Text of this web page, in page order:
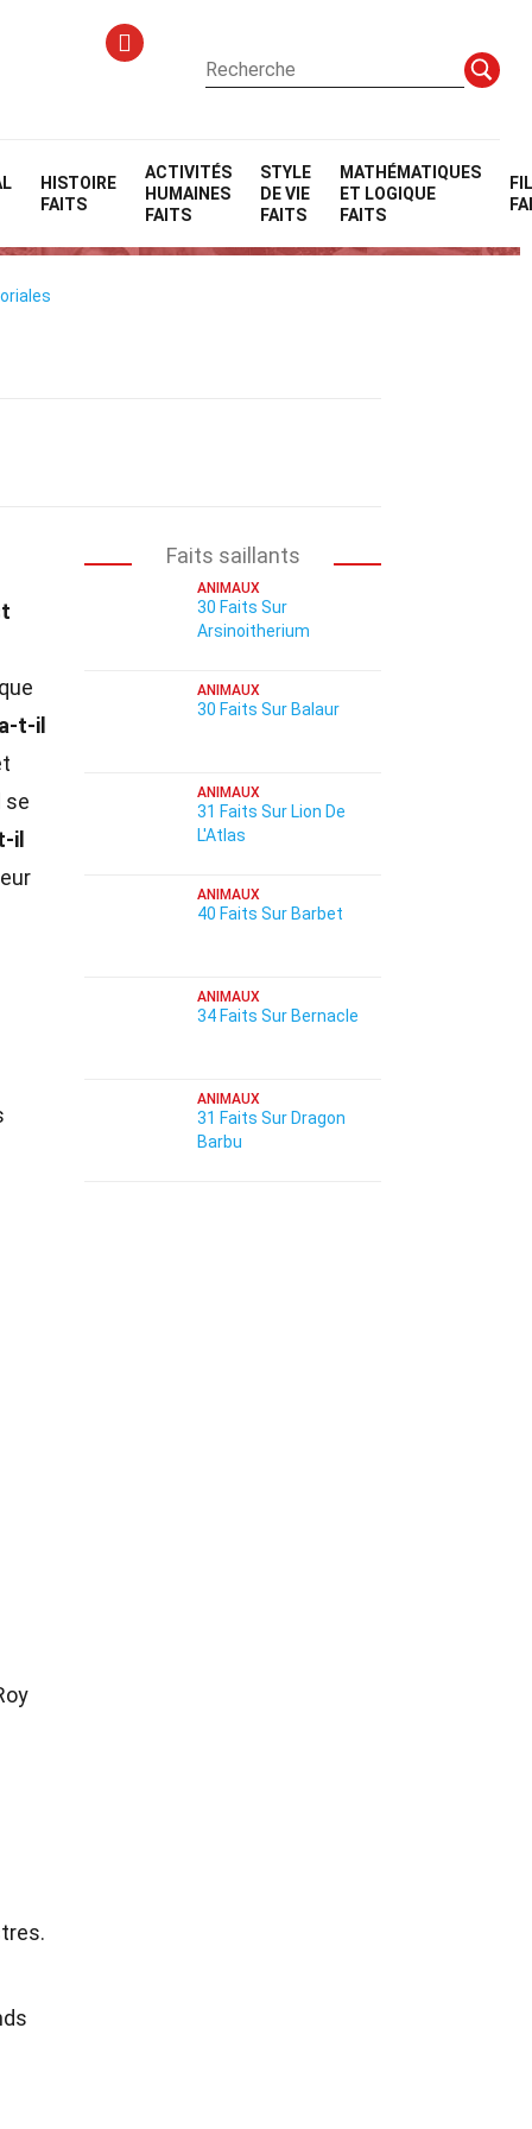
HISTOIRE
FAITS
ACTIVITÉS
HUMAINES
FAITS
STYLE
DE VIE
FAITS
MATHÉMATIQUES
ET LOGIQUE
FAITS
t-il
se
il
Faits saillants
ANIMAUX
30 Faits Sur
Arsinoitherium
ANIMAUX
30 Faits Sur Balaur
ANIMAUX
31 Faits Sur Lion De
L'Atlas
ANIMAUX
40 Faits Sur Barbet
ANIMAUX
34 Faits Sur Bernacle
ANIMAUX
31 Faits Sur Dragon
Barbu